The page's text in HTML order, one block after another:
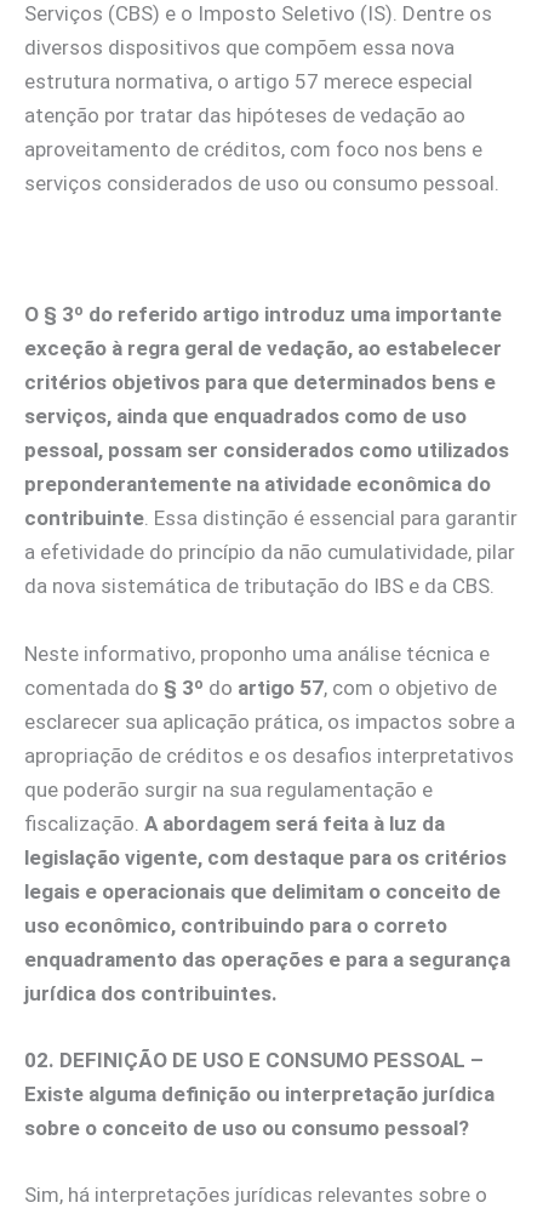
Serviços (CBS) e o Imposto Seletivo (IS). Dentre os
diversos dispositivos que compõem essa nova
estrutura normativa, o artigo 57 merece especial
atenção por tratar das hipóteses de vedação ao
aproveitamento de créditos, com foco nos bens e
serviços considerados de uso ou consumo pessoal.
O § 3º do referido artigo introduz uma importante
exceção à regra geral de vedação, ao estabelecer
critérios objetivos para que determinados bens e
serviços, ainda que enquadrados como de uso
pessoal, possam ser considerados como utilizados
preponderantemente na atividade econômica do
contribuinte. Essa distinção é essencial para garantir
a efetividade do princípio da não cumulatividade, pilar
da nova sistemática de tributação do IBS e da CBS.
Neste informativo, proponho uma análise técnica e
comentada do § 3º do artigo 57, com o objetivo de
esclarecer sua aplicação prática, os impactos sobre a
apropriação de créditos e os desafios interpretativos
que poderão surgir na sua regulamentação e
fiscalização. A abordagem será feita à luz da
legislação vigente, com destaque para os critérios
legais e operacionais que delimitam o conceito de
uso econômico, contribuindo para o correto
enquadramento das operações e para a segurança
jurídica dos contribuintes.
02. DEFINIÇÃO DE USO E CONSUMO PESSOAL –
Existe alguma definição ou interpretação jurídica
sobre o conceito de uso ou consumo pessoal?
Sim, há interpretações jurídicas relevantes sobre o